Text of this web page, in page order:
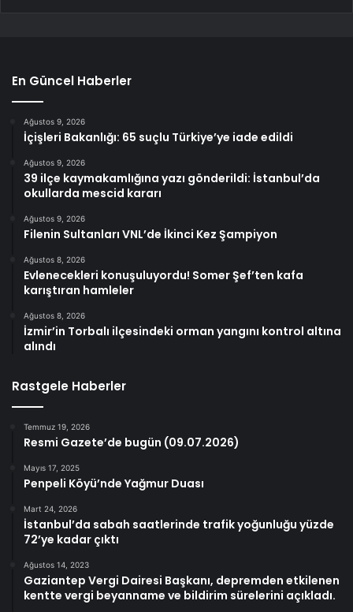
En Güncel Haberler
Ağustos 9, 2026
İçişleri Bakanlığı: 65 suçlu Türkiye’ye iade edildi
Ağustos 9, 2026
39 ilçe kaymakamlığına yazı gönderildi: İstanbul’da
okullarda mescid kararı
Ağustos 9, 2026
Filenin Sultanları VNL’de İkinci Kez Şampiyon
Ağustos 8, 2026
Evlenecekleri konuşuluyordu! Somer Şef’ten kafa
karıştıran hamleler
Ağustos 8, 2026
İzmir’in Torbalı ilçesindeki orman yangını kontrol altına
alındı
Rastgele Haberler
Temmuz 19, 2026
Resmi Gazete’de bugün (09.07.2026)
Mayıs 17, 2025
Penpeli Köyü’nde Yağmur Duası
Mart 24, 2026
İstanbul’da sabah saatlerinde trafik yoğunluğu yüzde
72’ye kadar çıktı
Ağustos 14, 2023
Gaziantep Vergi Dairesi Başkanı, depremden etkilenen
kentte vergi beyanname ve bildirim sürelerini açıkladı.